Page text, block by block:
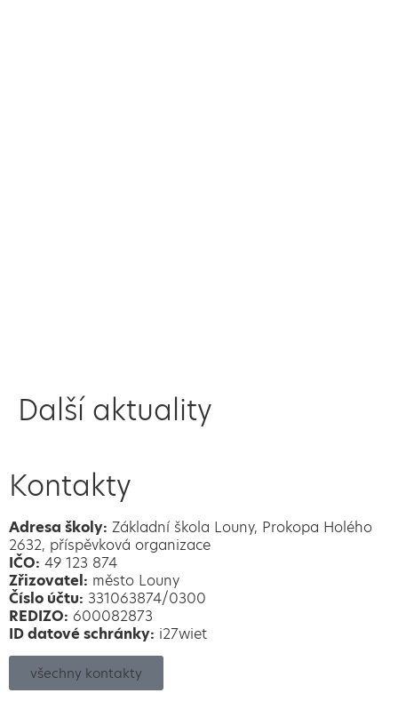
Další aktuality
Kontakty
Adresa školy: Základní škola Louny, Prokopa Holého
2632, příspěvková organizace
IČO: 49 123 874
Zřizovatel: město Louny
Číslo účtu: 331063874/0300
REDIZO: 600082873
ID datové schránky: i27wiet
všechny kontakty